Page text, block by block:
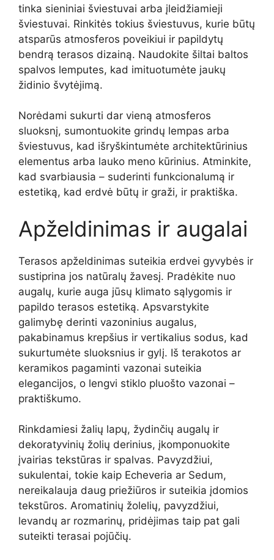
tinka sieniniai šviestuvai arba įleidžiamieji
šviestuvai. Rinkitės tokius šviestuvus, kurie būtų
atsparūs atmosferos poveikiui ir papildytų
bendrą terasos dizainą. Naudokite šiltai baltos
spalvos lemputes, kad imituotumėte jaukų
židinio švytėjimą.
Norėdami sukurti dar vieną atmosferos
sluoksnį, sumontuokite grindų lempas arba
šviestuvus, kad išryškintumėte architektūrinius
elementus arba lauko meno kūrinius. Atminkite,
kad svarbiausia – suderinti funkcionalumą ir
estetiką, kad erdvė būtų ir graži, ir praktiška.
Apželdinimas ir augalai
Terasos apželdinimas suteikia erdvei gyvybės ir
sustiprina jos natūralų žavesį. Pradėkite nuo
augalų, kurie auga jūsų klimato sąlygomis ir
papildo terasos estetiką. Apsvarstykite
galimybę derinti vazoninius augalus,
pakabinamus krepšius ir vertikalius sodus, kad
sukurtumėte sluoksnius ir gylį. Iš terakotos ar
keramikos pagaminti vazonai suteikia
elegancijos, o lengvi stiklo pluošto vazonai –
praktiškumo.
Rinkdamiesi žalių lapų, žydinčių augalų ir
dekoratyvinių žolių derinius, įkomponuokite
įvairias tekstūras ir spalvas. Pavyzdžiui,
sukulentai, tokie kaip Echeveria ar Sedum,
nereikalauja daug priežiūros ir suteikia įdomios
tekstūros. Aromatinių žolelių, pavyzdžiui,
levandų ar rozmarinų, pridėjimas taip pat gali
suteikti terasai pojūčių.